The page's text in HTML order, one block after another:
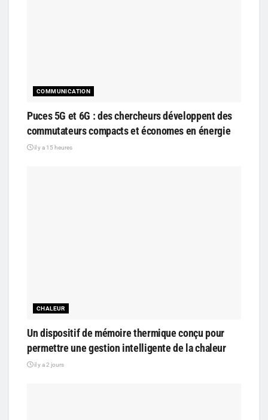
COMMUNICATION
Puces 5G et 6G : des chercheurs développent des
commutateurs compacts et économes en énergie
il y a 15 heures
CHALEUR
Un dispositif de mémoire thermique conçu pour
permettre une gestion intelligente de la chaleur
il y a 2 jours